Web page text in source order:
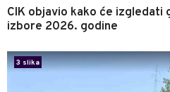
CIK objavio kako će izgledati
izbore 2026. godine
3 slika